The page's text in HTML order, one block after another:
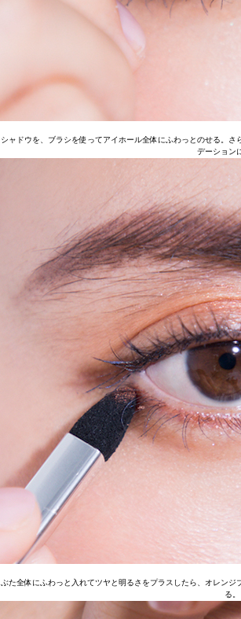
ャドウを、ブラシを使ってアイホール全体にふわっとのせる。
デーション
た全体にふわっと入れてツヤと明るさをプラスしたら、オレン
る。